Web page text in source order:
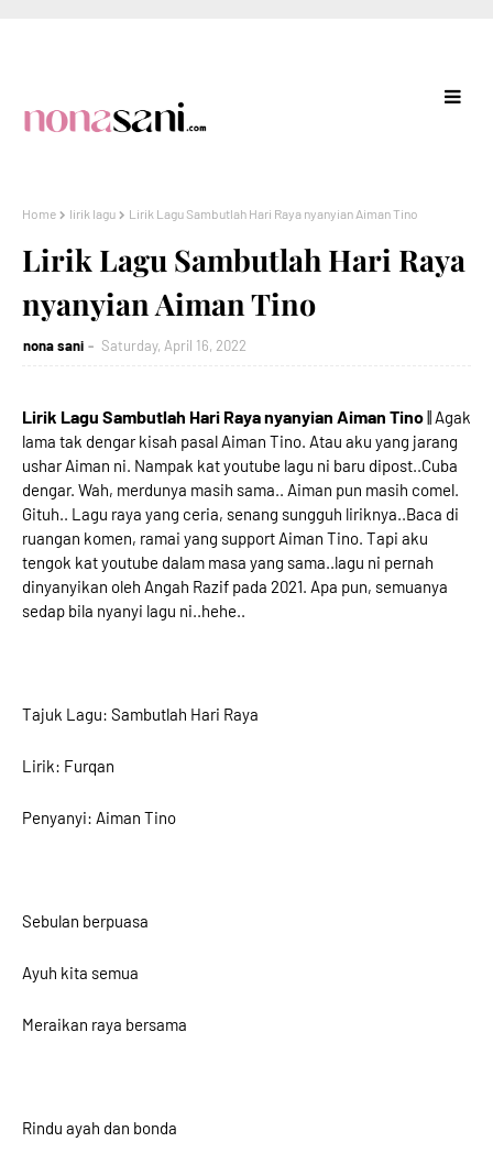
Home lirik lagu Lirik Lagu Sambutlah Hari Raya nyanyian Aiman Tino
Lirik Lagu Sambutlah Hari Raya
nyanyian Aiman Tino
nona sani Saturday, April 16, 2022
Lirik Lagu Sambutlah Hari Raya nyanyian Aiman Tino|| Agak
lama tak dengar kisah pasal Aiman Tino. Atau aku yang jarang
ushar Aiman ni. Nampak kat youtube lagu ni baru dipost..Cuba
dengar. Wah, merdunya masih sama.. Aiman pun masih comel.
Gituh.. Lagu raya yang ceria, senang sungguh liriknya..Baca di
ruangan komen, ramai yang support Aiman Tino. Tapi aku
tengok kat youtube dalam masa yang sama..lagu ni pernah
dinyanyikan oleh Angah Razif pada 2021. Apa pun, semuanya
sedap bila nyanyi lagu ni..hehe..
Tajuk Lagu: Sambutlah Hari Raya
Lirik: Furqan
Penyanyi: Aiman Tino
Sebulan berpuasa
Ayuh kita semua
Meraikan raya bersama
Rindu ayah dan bonda